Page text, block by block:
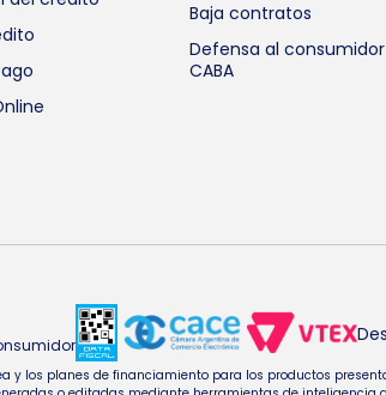
Baja contratos
Defensa al consumidor
CABA
los planes de financiamiento para los productos